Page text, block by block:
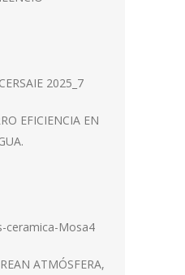
EFICIENCIA EN
ATMÓSFERA,